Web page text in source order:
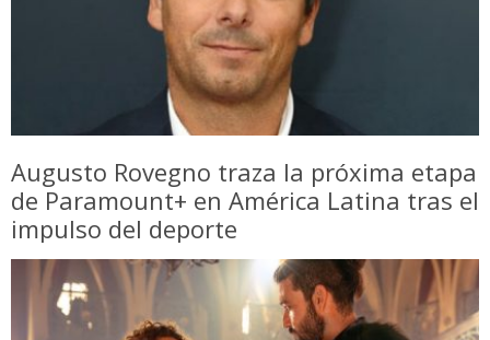
Augusto Rovegno traza la próxima etapa
de Paramount+ en América Latina tras el
impulso del deporte